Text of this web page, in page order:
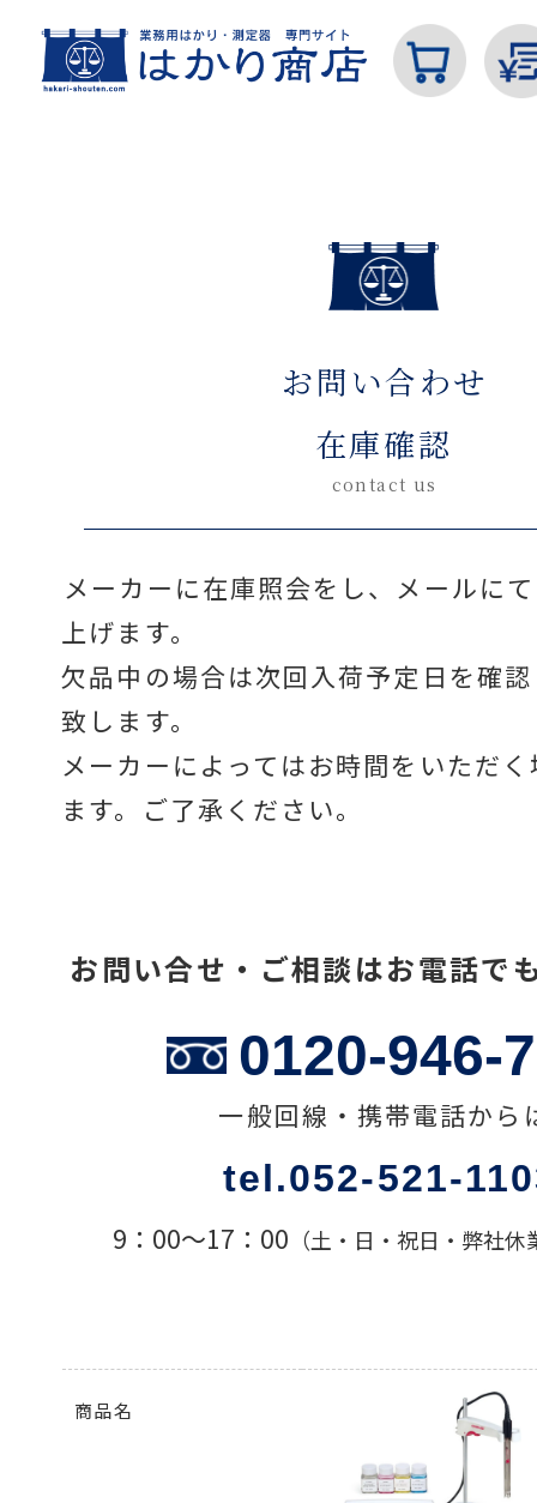
カテゴリから探す
分銅
温度計・湿度計
タイマー
色々な計測器
レベル・勾配測定
オプション
ホーム お問い合わせ在庫確認(入力ページ)
お問い合わせ
在庫確認
contact us
メーカーに在庫照会をし、メールに
上げます。
欠品中の場合は次回入荷予定日を確
致します。
メーカーによってはお時間をいただ
ます。ご了承ください。
お問い合せ・ご相談はお電話で
0120-946-
一般回線・携帯電話から
tel.052-521-
9：00〜17：00 （土・日・祝日・弊社
商品名